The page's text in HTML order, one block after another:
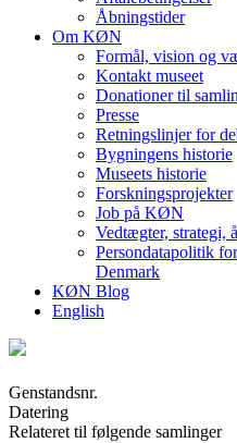
Åbningstider
Om KØN
Formål, vision og
Kontakt museet
Donationer til
Presse
Retningslinjer for
Bygningens historie
Museets historie
Forskningsprojekter
Job på KØN
Vedtægter, strategi,
Persondatapolitik
Denmark
KØN Blog
English
Genstandsnr.
Datering
Relateret til følgende samlinger